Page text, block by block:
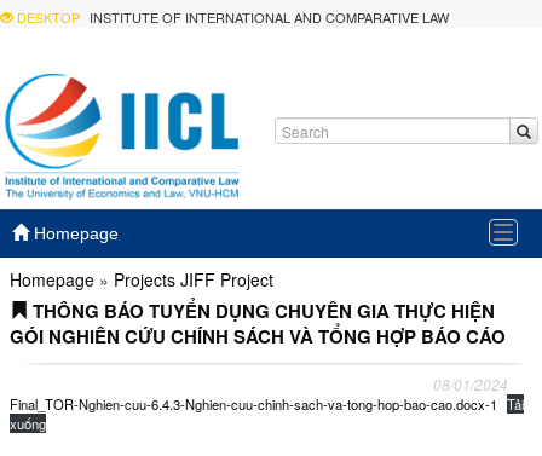
DESKTOP INSTITUTE OF INTERNATIONAL AND COMPARATIVE LAW
Homepage
Homepage » Projects JIFF Project
THÔNG BÁO TUYỂN DỤNG CHUYÊN GIA THỰC HIỆN
GÓI NGHIÊN CỨU CHÍNH SÁCH VÀ TỔNG HỢP BÁO CÁO
08/01/2024
Final_TOR-Nghien-cuu-6.4.3-Nghien-cuu-chinh-sach-va-tong-hop-bao-cao.docx-1
Tải
xuống